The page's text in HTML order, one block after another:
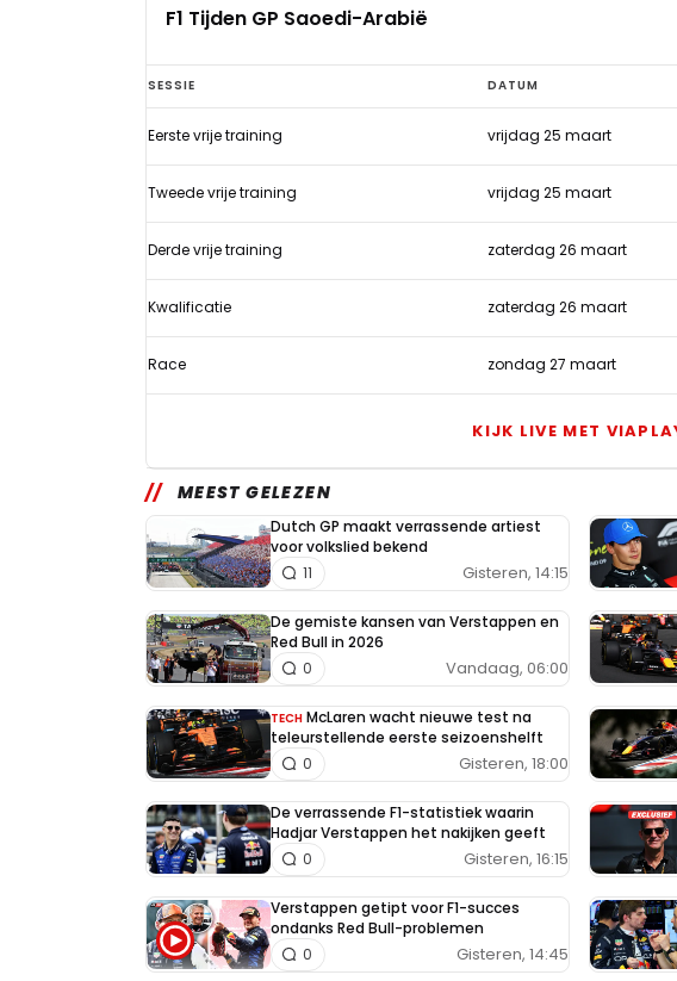
F1 Tijden GP Saoedi-Arabië
F1
Tijden
GP
Saoedi-
SESSIE DATUM
Eerste vrije training vrijdag 25 maart
Tweede vrije training vrijdag 25 maart
Derde vrije training zaterdag 26 maart
Kwalificatie zaterdag 26 maart
Race zondag 27 maart
KIJK LIVE MET
MEEST GELEZEN
Dutch GP maakt verrassende artiest
voor volkslied bekend
Gisteren, 14:15
11
De gemiste kansen van Verstappen en
Red Bull in 2026
Vandaag, 06:00
0
TECH McLaren wacht nieuwe test na
teleurstellende eerste seizoenshelft
Gisteren, 18:00
0
De verrassende F1-statistiek waarin
Hadjar Verstappen het nakijken geeft
Gisteren, 16:15
0
Verstappen getipt voor F1-succes
ondanks Red Bull-problemen
Gisteren, 14:45
0